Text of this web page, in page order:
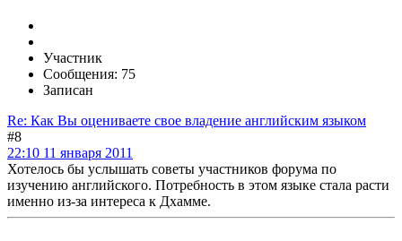
Участник
Сообщения: 75
Записан
Re: Как Вы оцениваете свое владение английским языком
#8
22:10 11 января 2011
Хотелось бы услышать советы участников форума по
изучению английского. Потребность в этом языке стала расти
именно из-за интереса к Дхамме.